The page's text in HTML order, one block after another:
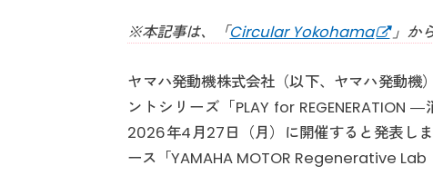
※本記事は、「Circular Yokohama 」か
ヤマハ発動機株式会社（以下、ヤマハ発動機
ントシリーズ「PLAY for REGENERATION
2026年4月27日（月）に開催すると発表し
ース「YAMAHA MOTOR Regenerative Lab